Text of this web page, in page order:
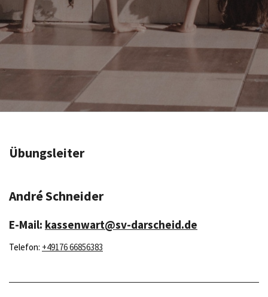
Übungsleiter
André Schneider
E-Mail: kassenwart@sv-darscheid.de
Telefon: +49176 66856383